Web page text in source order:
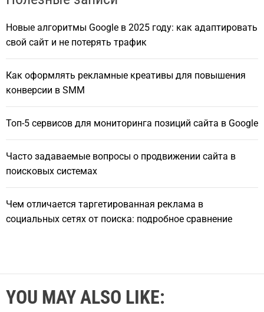
Новые алгоритмы Google в 2025 году: как адаптировать
свой сайт и не потерять трафик
Как оформлять рекламные креативы для повышения
конверсии в SMM
Топ-5 сервисов для мониторинга позиций сайта в Google
Часто задаваемые вопросы о продвижении сайта в
поисковых системах
Чем отличается таргетированная реклама в
социальных сетях от поиска: подробное сравнение
YOU MAY ALSO LIKE: